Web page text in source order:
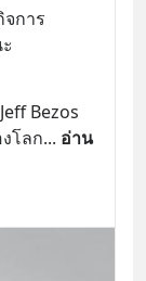
การ
Bezos
โลก... อ่าน